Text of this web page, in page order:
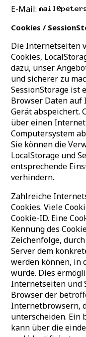
E-Mail:
Cookies /
Die Internetseiten
Cookies,
dazu, unser
und sicherer zu
SessionStorage ist
Browser Daten auf
Gerät abspeichert.
über einen
Computersystem
Sie können die
LocalStorage und
entsprechende
verhindern.
Zahlreiche
Cookies. Viele
Cookie-ID. Eine
Kennung des
Zeichenfolge,
Server dem
werden können, in
wurde. Dies
Internetseiten und
Browser der
Internetbrowsern,
unterscheiden.
kann über die